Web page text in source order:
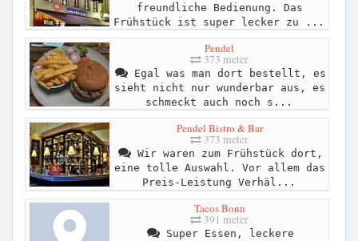
freundliche Bedienung. Das
Frühstück ist super lecker zu ...
Pendel
373 meter
Egal was man dort bestellt, es
sieht nicht nur wunderbar aus, es
schmeckt auch noch s...
Pendel Bistro & Bar
373 meter
Wir waren zum Frühstück dort,
eine tolle Auswahl. Vor allem das
Preis-Leistung Verhäl...
Tacos Bonn
391 meter
Super Essen, leckere